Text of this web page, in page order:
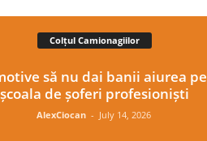
Colțul Camionagiilor
să nu dai banii aiurea pe
școala de șoferi profesioniști
AlexCiocan - July 14, 2026